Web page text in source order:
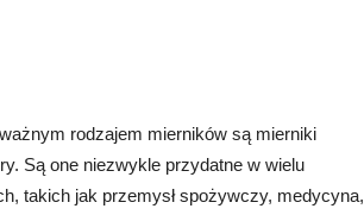
rodzajem mierników są mierniki
Są one niezwykle przydatne w wielu
takich jak przemysł spożywczy, medycyna,